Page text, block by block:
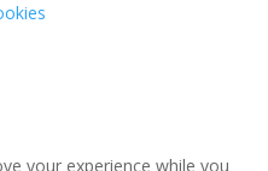
your experience while you